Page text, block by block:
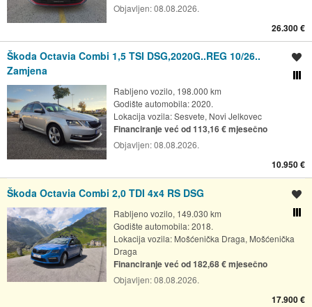
Objavljen:08.08.2026.
26.300 €
Škoda Octavia Combi 1,5 TSI DSG,2020G..REG 10/26..
Zamjena
Rabljeno vozilo, 198.000 km
Godište automobila: 2020.
Lokacija vozila:Sesvete, Novi Jelkovec
Financiranje već od 113,16 € mjesečno
Objavljen:08.08.2026.
10.950 €
Škoda Octavia Combi 2,0 TDI 4x4 RS DSG
Rabljeno vozilo, 149.030 km
Godište automobila: 2018.
Lokacija vozila: Mošćenička Draga, Mošćenička
Draga
Financiranje već od 182,68 € mjesečno
Objavljen:08.08.2026.
17.900 €